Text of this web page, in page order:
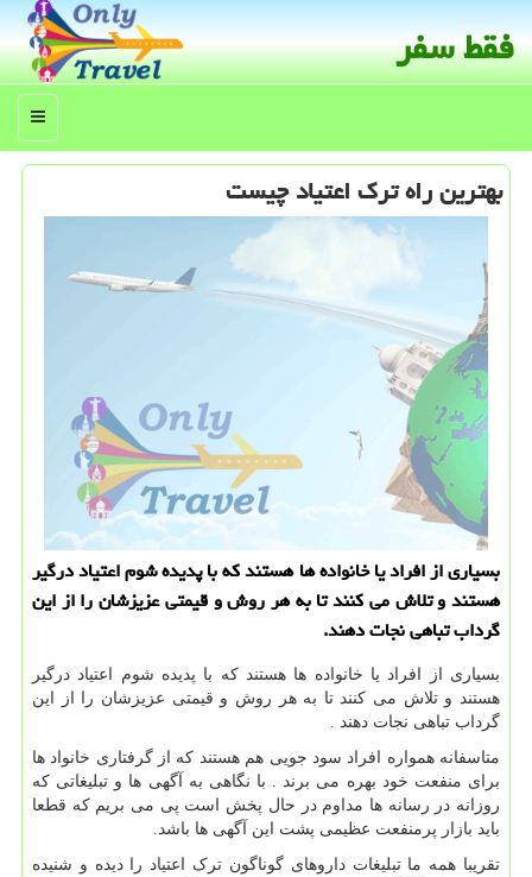
فقط سفر
منو
بهترین راه ترك اعتیاد چیست
بسیاری از افراد یا خانواده ها هستند كه با پدیده شوم اعتیاد درگیر
هستند و تلاش می كنند تا به هر روش و قیمتی عزیزشان را از این
گرداب تباهی نجات دهند.
بسیاری از افراد یا خانواده ها هستند که با پدیده شوم اعتیاد درگیر
هستند و تلاش می کنند تا به هر روش و قیمتی عزیزشان را از این
گرداب تباهی نجات دهند .
متاسفانه همواره افراد سود جویی هم هستند که از گرفتاری خانواد ها
برای منفعت خود بهره می برند . با نگاهی به آگهی ها و تبلیغاتی که
روزانه در رسانه ها مداوم در حال پخش است پی می بریم که قطعا
باید بازار پرمنفعت عظیمی پشت این آگهی ها باشد.
تقریبا همه ما تبلیغات داروهای گوناگون ترک اعتیاد را دیده و شنیده